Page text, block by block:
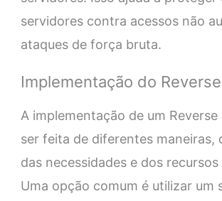
servidores contra acessos não
ataques de força bruta.
Implementação do
A implementação de um
ser feita de diferentes maneiras,
das necessidades e dos
Uma opção comum é utilizar um